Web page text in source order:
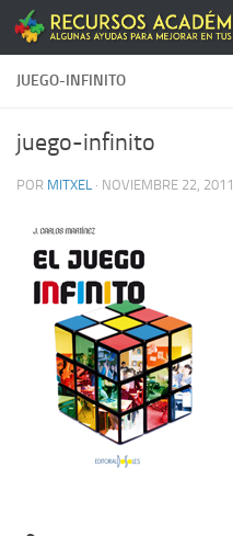
Saltar al contenido
JUEGO-INFINITO
juego-infinito
POR MITXEL · NOVIEMBRE 22, 2011